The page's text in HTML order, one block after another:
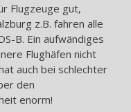
Flugzeuge gut,
z.B. fahren alle
B. Ein aufwändiges
Flughäfen nicht
auch bei schlechter
den
enorm!